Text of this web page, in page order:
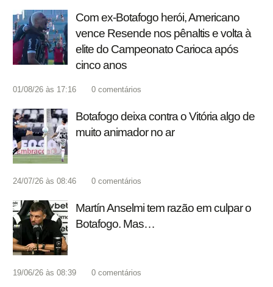
Com ex-Botafogo herói, Americano
vence Resende nos pênaltis e volta à
elite do Campeonato Carioca após
cinco anos
01/08/26 às 17:16 0 comentários
Botafogo deixa contra o Vitória algo de
muito animador no ar
24/07/26 às 08:46 0 comentários
Martín Anselmi tem razão em culpar o
Botafogo. Mas…
19/06/26 às 08:39 0 comentários